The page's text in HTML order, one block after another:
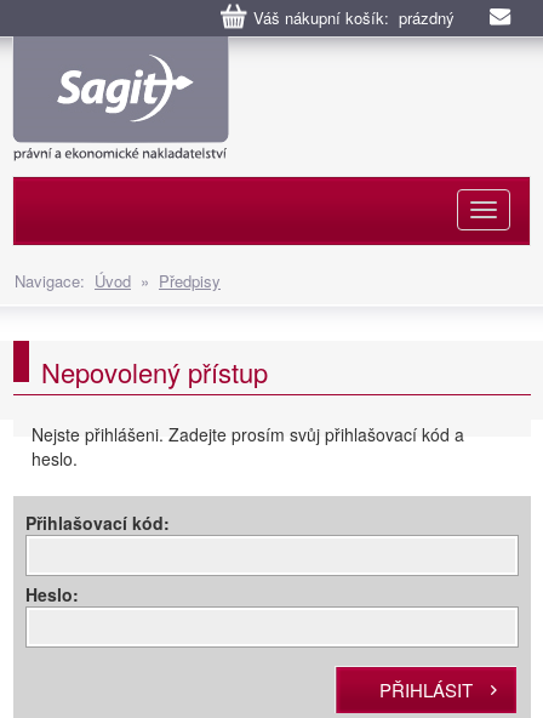
Váš nákupní košík: prázdný
Navigace: Úvod » Předpisy
Nepovolený přístup
Nejste přihlášeni. Zadejte prosím svůj přihlašovací kód a
heslo.
Přihlašovací kód:
Heslo: